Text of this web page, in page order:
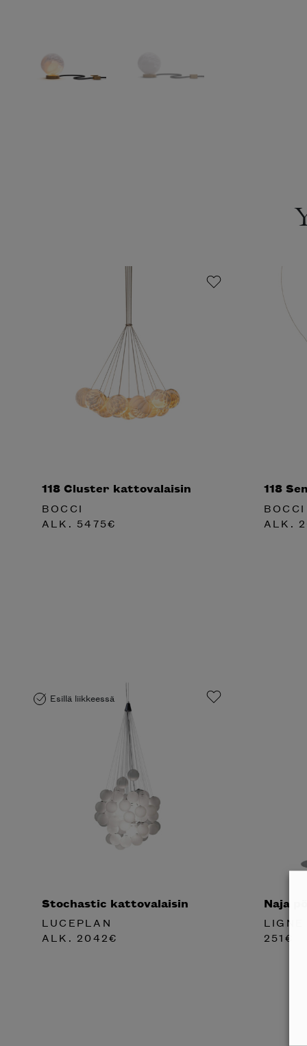
118 Cluster kattovalaisin
BOCCI
ALK. 5475€
118
BOCCI
ALK.
Esillä liikkeessä
Stochastic kattovalaisin
LUCEPLAN
ALK. 2042€
Naja
251€